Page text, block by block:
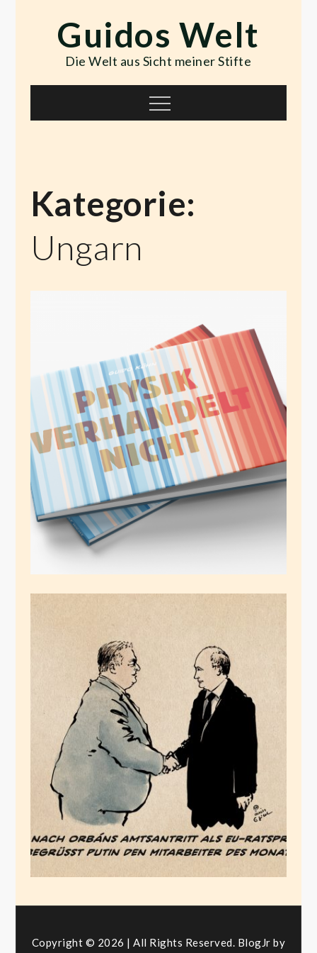
contentGuidos Welt
Die Welt aus Sicht meiner Stifte
Menu
Kategorie:
Ungarn
Klima 2026
Mai 20, 2026
Mitarbeiter des
Monats
Juli 6, 2024
Copyright © 2026 | All Rights Reserved. BlogJr by